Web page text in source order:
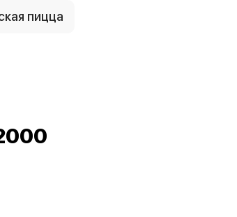
пицца